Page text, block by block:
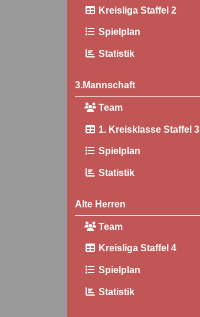
Kreisliga Staffel 2
Spielplan
Statistik
3.Mannschaft
Team
1. Kreisklasse Staffel 3
Spielplan
Statistik
Alte Herren
Team
Kreisliga Staffel 4
Spielplan
Statistik